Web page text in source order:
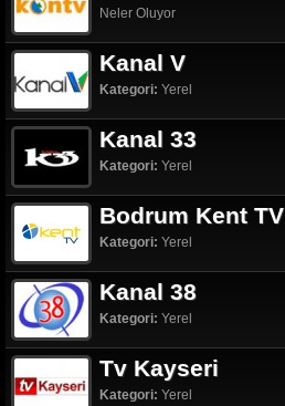
Neler Oluyor
Kanal V
Kategori: Yerel
Kanal 33
Kategori: Yerel
Bodrum Kent TV
Kategori: Yerel
Kanal 38
Kategori: Yerel
Tv Kayseri
Kategori: Yerel